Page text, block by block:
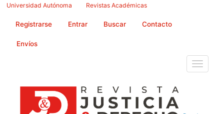
Navegación
Contenido
Barra
Universidad Autónoma Revistas Académicas
Registrarse Entrar Buscar Contacto
Envíos
Toggle